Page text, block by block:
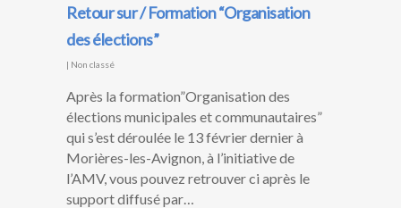
Retour sur / Formation “Organisation
des élections”
| Non classé
Après la formation”Organisation des
élections municipales et communautaires”
qui s’est déroulée le 13 février dernier à
Morières-les-Avignon, à l’initiative de
l’AMV, vous pouvez retrouver ci après le
support diffusé par…